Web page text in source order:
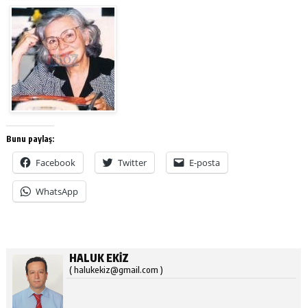
Bunu paylaş:
Facebook Twitter E-posta
WhatsApp
HALUK EKIZ
( halukekiz@gmail.com )